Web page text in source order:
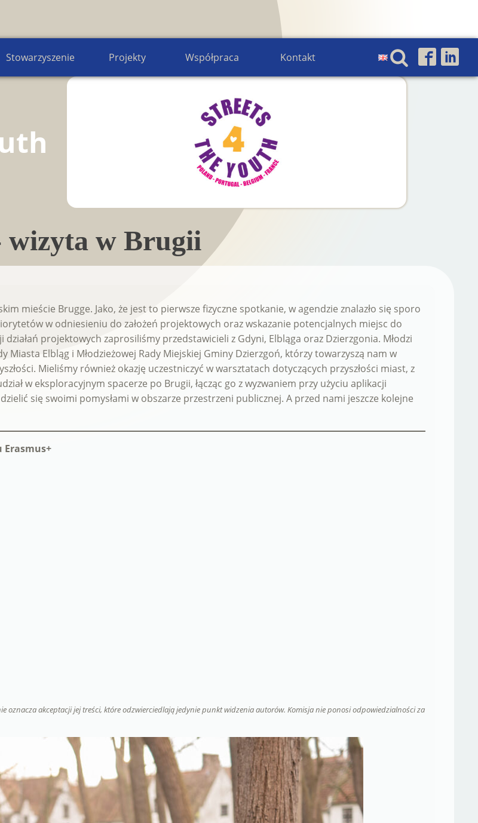
Stowarzyszenie Projekty Współpraca
Kontakt
z Euroregionu Bałtyk
wizyta w Brugii
mieście Brugge. Jako, że jest to pierwsze fizyczne spotkanie, w agendzie znalazło się sporo
w odniesieniu do założeń projektowych oraz wskazanie potencjalnych miejsc do
projektowych zaprosiliśmy przedstawicieli z Gdyni, Elbląga oraz Dzierzgonia. Młodzi
Miasta Elbląg i Młodzieżowej Rady Miejskiej Gminy Dzierzgoń, którzy towarzyszą nam w
Mieliśmy również okazję uczestniczyć w warsztatach dotyczących przyszłości miast, z
w eksploracyjnym spacerze po Brugii, łącząc go z wyzwaniem przy użyciu aplikacji
się swoimi pomysłami w obszarze przestrzeni publicznej. A przed nami jeszcze kolejne
oznacza akceptacji jej treści, które odzwierciedlają jedynie punkt widzenia autorów. Komisja nie ponosi odpowiedzialności za